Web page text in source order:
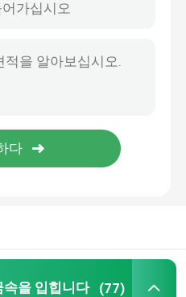
속을 입힙니다 (77)